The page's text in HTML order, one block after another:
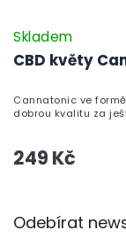
CBD květy
Skladem
249 Kč
Cannatonic ve
dobrou kvalitu za
Odebírat